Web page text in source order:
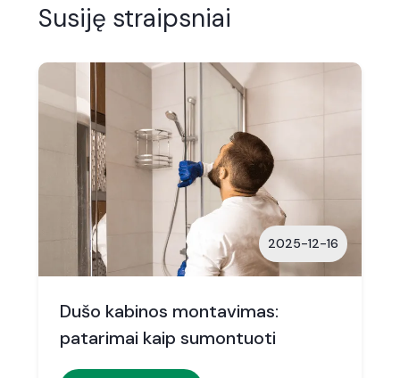
Susiję straipsniai
2025-12-16
Dušo kabinos montavimas:
patarimai kaip sumontuoti